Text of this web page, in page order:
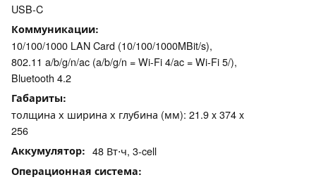
USB-C
Коммуникации
10/100/1000 LAN Card (10/100/1000MBit/s),
802.11 a/b/g/n/ac (a/b/g/n = Wi-Fi 4/ac = Wi-Fi 5/),
Bluetooth 4.2
Габариты
толщина х ширина х глубина (мм): 21.9 x 374 x
256
Аккумулятор 48 Вт⋅ч, 3-cell
Операционная система